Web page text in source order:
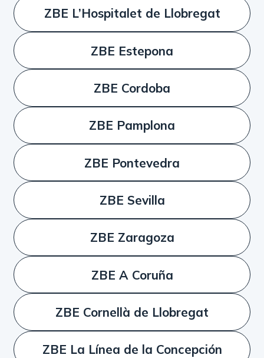
ZBE L’Hospitalet de Llobregat
ZBE Estepona
ZBE Cordoba
ZBE Pamplona
ZBE Pontevedra
ZBE Sevilla
ZBE Zaragoza
ZBE A Coruña
ZBE Cornellà de Llobregat
ZBE La Línea de la Concepción